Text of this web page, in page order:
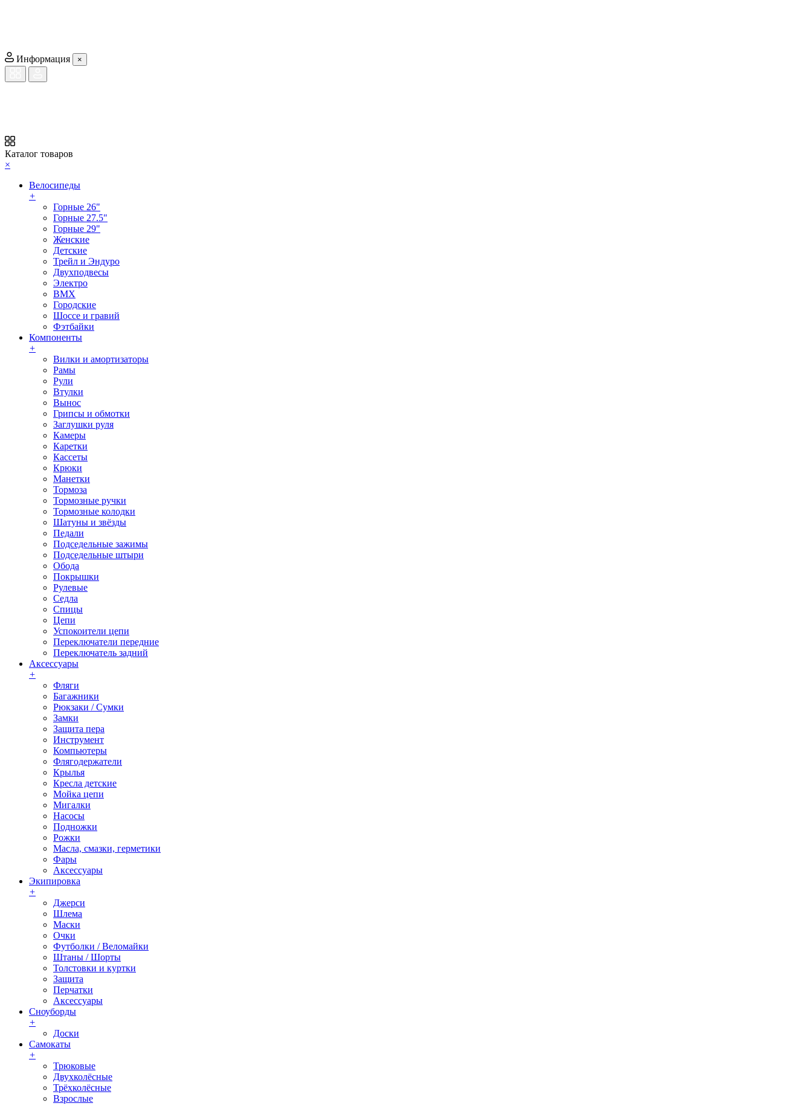
Информация ×
Каталог товаров
×
Велосипеды
+
Горные 26"
Горные 27.5"
Горные 29"
Женские
Детские
Трейл и Эндуро
Двухподвесы
Электро
BMX
Городские
Шоссе и гравий
Фэтбайки
Компоненты
+
Вилки и амортизаторы
Рамы
Рули
Втулки
Вынос
Грипсы и обмотки
Заглушки руля
Камеры
Каретки
Кассеты
Крюки
Манетки
Тормоза
Тормозные ручки
Тормозные колодки
Шатуны и звёзды
Педали
Подседельные зажимы
Подседельные штыри
Обода
Покрышки
Рулевые
Седла
Спицы
Цепи
Успокоители цепи
Переключатели передние
Переключатель задний
Аксессуары
+
Фляги
Багажники
Рюкзаки / Сумки
Замки
Защита пера
Инструмент
Компьютеры
Флягодержатели
Крылья
Кресла детские
Мойка цепи
Мигалки
Насосы
Подножки
Рожки
Масла, смазки, герметики
Фары
Аксессуары
Экипировка
+
Джерси
Шлема
Маски
Очки
Футболки / Веломайки
Штаны / Шорты
Толстовки и куртки
Защита
Перчатки
Аксессуары
Сноуборды
+
Доски
Самокаты
+
Трюковые
Двухколёсные
Трёхколёсные
Взрослые